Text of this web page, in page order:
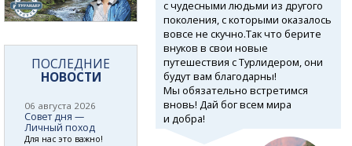
с чудесными людьми из другого
поколения, с которыми оказалось
вовсе не скучно.Так что берите
внуков в свои новые
путешествия с Турлидером, они
будут вам благодарны!
Мы обязательно встретимся
вновь! Дай бог всем мира
и добра!
ПОСЛЕДНИЕ
НОВОСТИ
06 августа 2026
Совет дня —
Личный поход
Для нас это важно!